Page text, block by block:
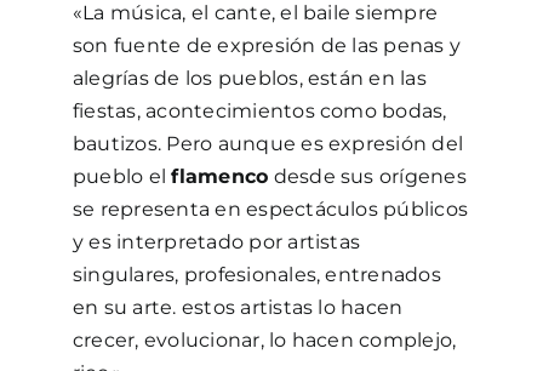
«La música, el cante, el baile siempre
son fuente de expresión de las penas y
alegrías de los pueblos, están en las
fiestas, acontecimientos como bodas,
bautizos. Pero aunque es expresión del
pueblo elflamenco desde sus orígenes
se representa en espectáculos públicos
y es interpretado por artistas
singulares, profesionales, entrenados
en su arte. estos artistas lo hacen
crecer, evolucionar, lo hacen complejo,